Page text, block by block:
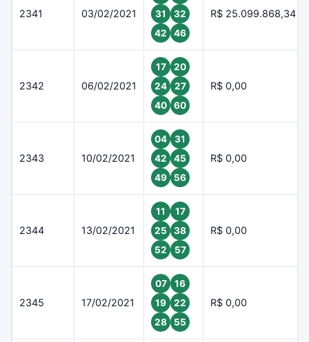
2341 03/02/2021
31
32
42
46
R$ 25.099.868,34
2342 06/02/2021
17
20
24
27
40
60
R$ 0,00
2343 10/02/2021
04
31
42
45
49
56
R$ 0,00
2344 13/02/2021
11
17
25
38
52
57
R$ 0,00
2345 17/02/2021
07
16
19
22
28
55
R$ 0,00